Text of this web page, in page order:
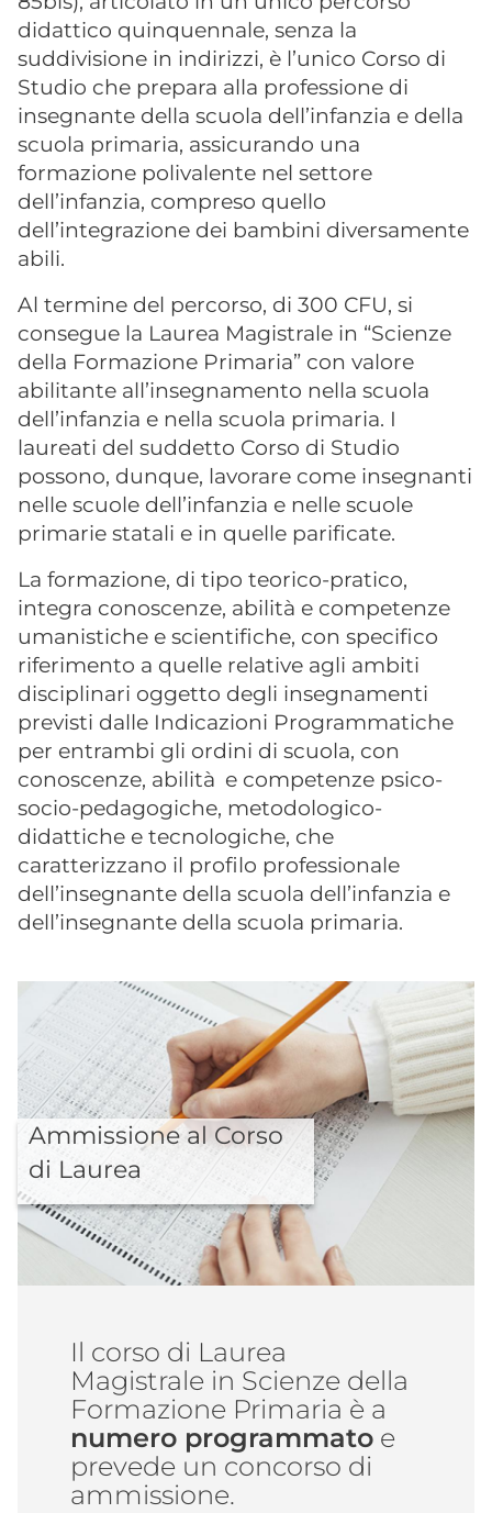
didattico quinquennale, senza la
suddivisione in indirizzi, è l’unico Corso di
Studio che prepara alla professione di
insegnante della scuola dell’infanzia e della
scuola primaria, assicurando una
formazione polivalente nel settore
dell’infanzia, compreso quello
dell’integrazione dei bambini diversamente
abili.
Al termine del percorso, di 300 CFU, si
consegue la Laurea Magistrale in “Scienze
della Formazione Primaria” con valore
abilitante all’insegnamento nella scuola
dell’infanzia e nella scuola primaria. I
laureati del suddetto Corso di Studio
possono, dunque, lavorare come insegnanti
nelle scuole dell’infanzia e nelle scuole
primarie statali e in quelle parificate.
La formazione, di tipo teorico-pratico,
integra conoscenze, abilità e competenze
umanistiche e scientifiche, con specifico
riferimento a quelle relative agli ambiti
disciplinari oggetto degli insegnamenti
previsti dalle Indicazioni Programmatiche
per entrambi gli ordini di scuola, con
conoscenze, abilità e competenze psico-
socio-pedagogiche, metodologico-
didattiche e tecnologiche, che
caratterizzano il profilo professionale
dell’insegnante della scuola dell’infanzia e
dell’insegnante della scuola primaria.
Ammissione al Corso
di Laurea
Il corso di Laurea
Magistrale in Scienze della
Formazione Primaria è a
numero programmato e
prevede un concorso di
ammissione.